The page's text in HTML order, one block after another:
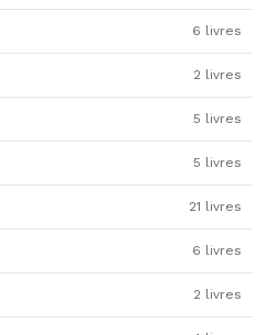
6 livres
2 livres
5 livres
5 livres
21 livres
6 livres
2 livres